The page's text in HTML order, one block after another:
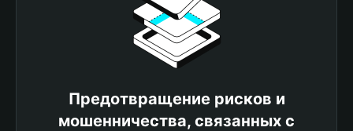
Предотвращение рисков и
мошенничества, связанных с